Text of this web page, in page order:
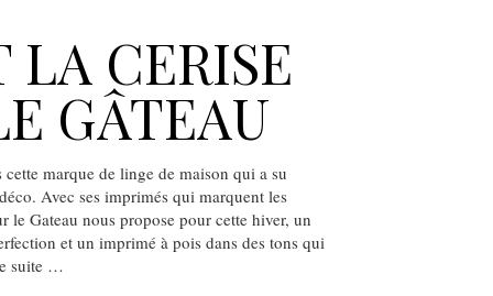
LA CERISE
GÂTEAU
cette marque de linge de maison qui a su
Avec ses imprimés qui marquent les
le Gateau nous propose pour cette hiver, un
et un imprimé à pois dans des tons qui
suite …